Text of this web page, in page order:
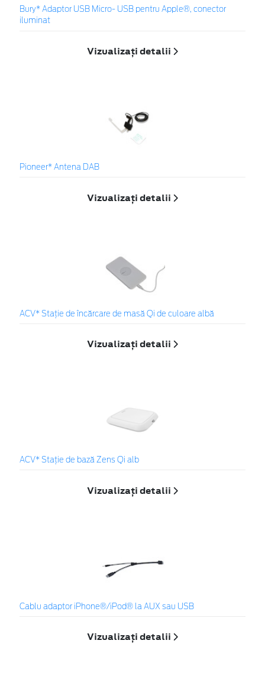
Bury* Adaptor USB Micro- USB pentru Apple®, conector
iluminat
Vizualizați detalii
Pioneer* Antena DAB
Vizualizați detalii
ACV* Stație de încărcare de masă Qi de culoare albă
Vizualizați detalii
ACV* Stație de bază Zens Qi alb
Vizualizați detalii
Cablu adaptor iPhone®/iPod® la AUX sau USB
Vizualizați detalii